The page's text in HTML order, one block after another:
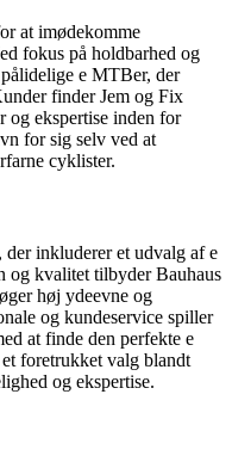
at imødekomme
fokus på holdbarhed og
e MTBer, der
finder Jem og Fix
og ekspertise inden for
for sig selv ved at
cyklister.
der inkluderer et udvalg af e
og kvalitet tilbyder Bauhaus
høj ydeevne og
og kundeservice spiller
at finde den perfekte e
foretrukket valg blandt
og ekspertise.